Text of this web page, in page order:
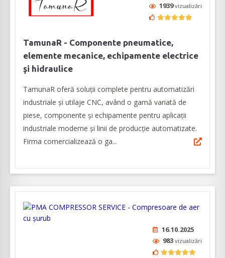
1939vizualizări
TamunaR - Componente pneumatice,
elemente mecanice, echipamente electrice
şi hidraulice
TamunaR oferă soluții complete pentru automatizări
industriale și utilaje CNC, având o gamă variată de
piese, componente şi echipamente pentru aplicaţii
industriale moderne şi linii de producţie automatizate.
Firma comercializează o ga...
16.10.2025
983 vizualizări